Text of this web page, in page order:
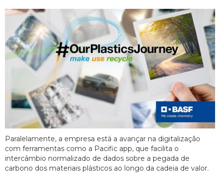
Paralelamente, a empresa está a avançar na digitalização
com ferramentas como a Pacific app, que facilita o
intercâmbio normalizado de dados sobre a pegada de
carbono dos materiais plásticos ao longo da cadeia de valor.